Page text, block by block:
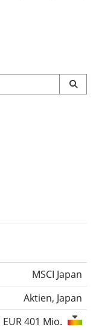
MSCI Japan
Aktien, Japan
EUR 401 Mio.